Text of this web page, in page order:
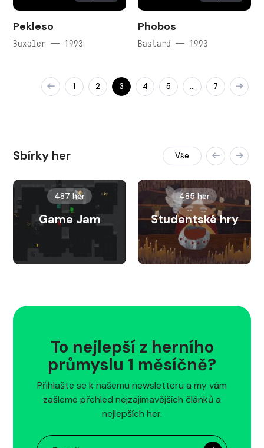
Pekleso
Buxoler — 1993
Phobos
Bastard — 1993
1 2 3 4 5 … 7
Sbírky her Vše
487 her
Game Jam
485 her
Studentské hry
To nejlepší z herního
průmyslu 1 měsíčně?
Přihlašte se k našemu newsletteru a my vám
zašleme přehled nejzajímavějších článků a
nejlepších her.